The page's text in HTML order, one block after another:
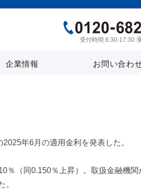
受付時間 8:30-17:30
企業情報 お問い合わ
年6月の適用金利を発表した。
％（同0.150％上昇）。取扱金融機関
。